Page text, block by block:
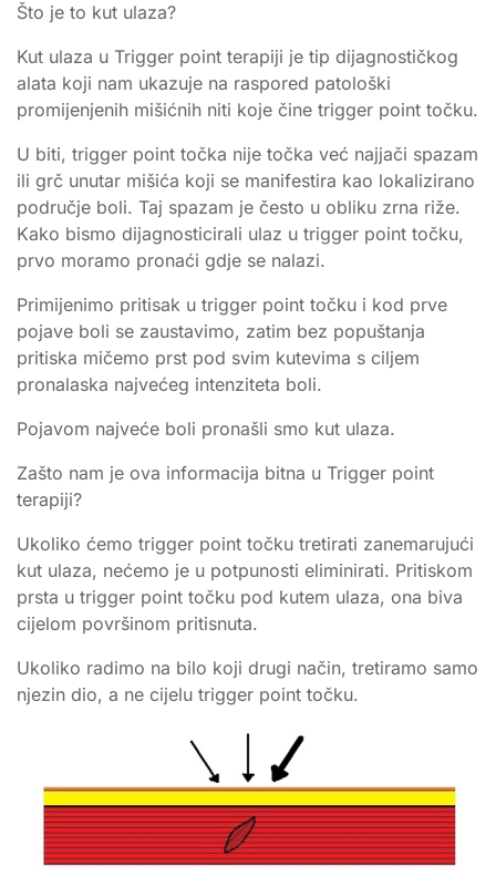
Što je to kut ulaza?
Kut ulaza u Trigger point terapiji je tip dijagnostičkog
alata koji nam ukazuje na raspored patološki
promijenjenih mišićnih niti koje čine trigger point točku.
U biti, trigger point točka nije točka već najjači spazam
ili grč unutar mišića koji se manifestira kao lokalizirano
područje boli. Taj spazam je često u obliku zrna riže.
Kako bismo dijagnosticirali ulaz u trigger point točku,
prvo moramo pronaći gdje se nalazi.
Primijenimo pritisak u trigger point točku i kod prve
pojave boli se zaustavimo, zatim bez popuštanja
pritiska mičemo prst pod svim kutevima s ciljem
pronalaska najvećeg intenziteta boli.
Pojavom najveće boli pronašli smo kut ulaza.
Zašto nam je ova informacija bitna u Trigger point
terapiji?
Ukoliko ćemo trigger point točku tretirati zanemarujući
kut ulaza, nećemo je u potpunosti eliminirati. Pritiskom
prsta u trigger point točku pod kutem ulaza, ona biva
cijelom površinom pritisnuta.
Ukoliko radimo na bilo koji drugi način, tretiramo samo
njezin dio, a ne cijelu trigger point točku.